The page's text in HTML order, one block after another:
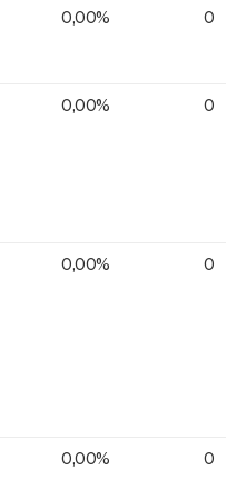
0,00% 0
0,00% 0
0,00% 0
0,00% 0